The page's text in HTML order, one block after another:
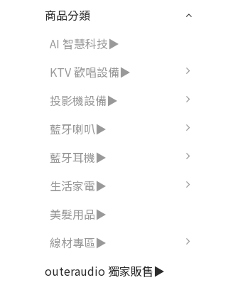
商品分類
AI 智慧科技▶
KTV 歡唱設備▶
投影機設備▶
藍牙喇叭▶
藍牙耳機▶
生活家電▶
美髮用品▶
線材專區▶
outeraudio 獨家販售▶